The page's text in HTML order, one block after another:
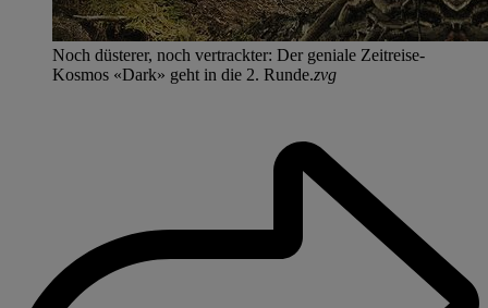
Noch düsterer, noch vertrackter: Der geniale Zeitreise-
Kosmos «Dark» geht in die 2. Runde.zvg